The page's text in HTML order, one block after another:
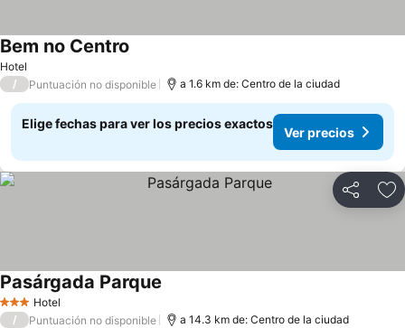
Hotel
Bem no Centro
/ Puntuación no disponible a 1.6 km de: Centro de la ciudad
Elige fechas para ver los precios exactos
Ver precios
Compartir
3 Estrellas
Hotel
Pasárgada Parque
/ Puntuación no disponible a 14.3 km de: Centro de la ciudad